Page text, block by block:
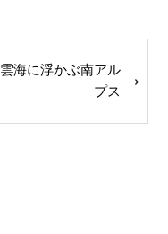
雲海に浮かぶ南アル
プス
⟶